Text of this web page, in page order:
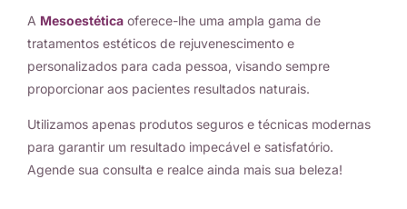
A Mesoestética oferece-lhe uma ampla gama de
tratamentos estéticos de rejuvenescimento e
personalizados para cada pessoa, visando sempre
proporcionar aos pacientes resultados naturais.
Utilizamos apenas produtos seguros e técnicas modernas
para garantir um resultado impecável e satisfatório.
Agende sua consulta e realce ainda mais sua beleza!